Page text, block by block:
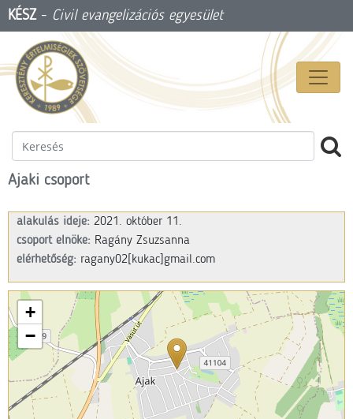
KÉSZ- Civil evangelizációs egyesület
Ajaki csoport
alakulás ideje: 2021. október 11.
csoport elnöke: Ragány Zsuzsanna
elérhetőség: ragany02 [kukac]gmail.com
+
−